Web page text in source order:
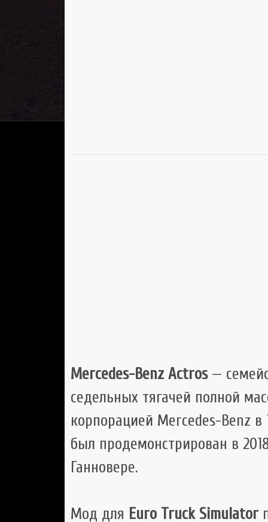
Mercedes-Benz Actros —
седельных тягачей полной
корпорацией Mercedes-Benz
был продемонстрирован в
Ганновере.
Мод для Euro Truck Simulator